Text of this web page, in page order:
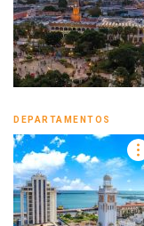
DEPARTAMENTOS